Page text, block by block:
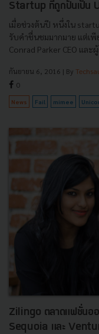
Startup ที่ถูกปั่นเป็น
เมื่อช่วงต้นปี หนึ่งใน
รับคำชื่นชมมากมาย แต่เพี
Conrad Parker CEO และผู้
กันยายน 6, 2016 | By
0
News Fail mimee
Zilingo ตลาดแฟชั่นออ
Sequoia และ